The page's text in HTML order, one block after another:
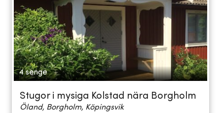
4 senge
Stugor i mysiga Kolstad nära Borgholm
Öland, Borgholm, Köpingsvik